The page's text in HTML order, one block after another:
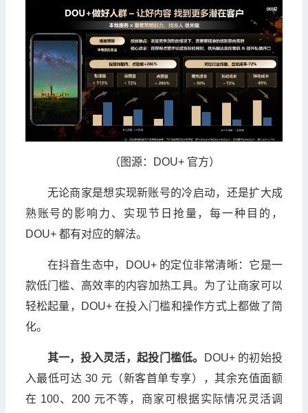
（图源：DOU+ 官方）
无论商家是想实现新账号的冷启动，还是扩大成
熟账号的影响力、实现节日抢量，每一种目的，
DOU+ 都有对应的解法。
在抖音生态中，DOU+ 的定位非常清晰：它是一
款低门槛、高效率的内容加热工具。为了让商家可以
轻松起量，DOU+ 在投入门槛和操作方式上都做了简
化。
其一，投入灵活，起投门槛低。
DOU+ 的初始投
入最低可达 30 元（新客首单专享），其余充值面额
在 100、200 元不等，商家可根据实际情况灵活调